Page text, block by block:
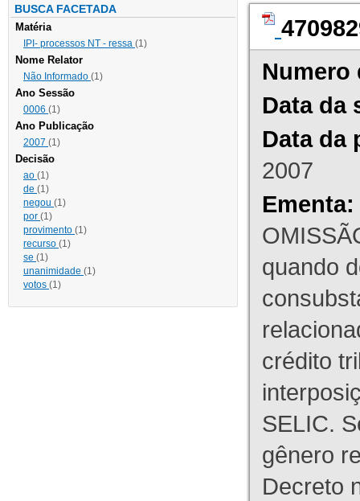
BUSCA FACETADA
Matéria
IPI- processos NT - ressa (1)
Nome Relator
Não Informado (1)
Ano Sessão
0006 (1)
Ano Publicação
2007 (1)
Decisão
ao (1)
de (1)
negou (1)
por (1)
provimento (1)
recurso (1)
se (1)
unanimidade (1)
votos (1)
Numero
Data da
Data da
2007
Ementa:
quando
crédito
SELIC.
gênero
Decreto